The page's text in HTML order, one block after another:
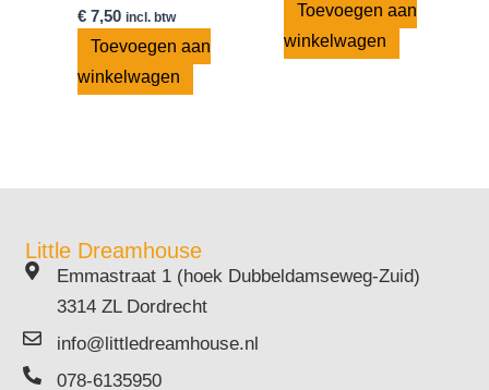
€ 7,50 incl. btw
Toevoegen aan
winkelwagen
Toevoegen aan
winkelwagen
Little Dreamhouse
Emmastraat 1 (hoek Dubbeldamseweg-Zuid)
3314 ZL Dordrecht
info@littledreamhouse.nl
078-6135950